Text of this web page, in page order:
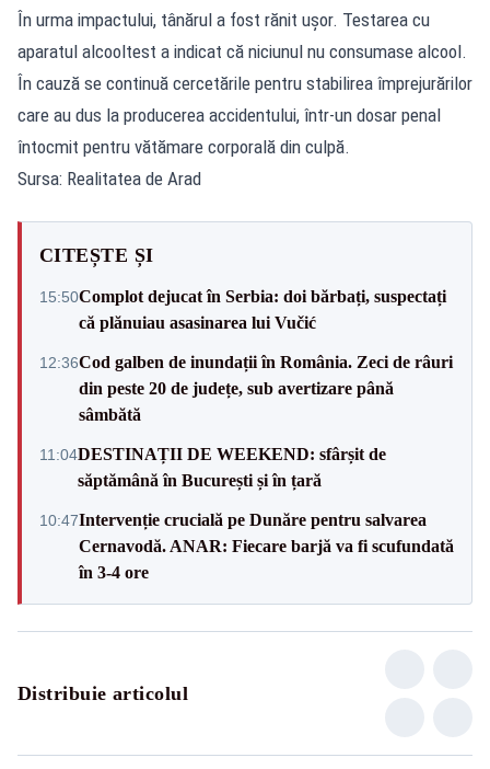
În urma impactului, tânărul a fost rănit ușor. Testarea cu
aparatul alcooltest a indicat că niciunul nu consumase alcool.
În cauză se continuă cercetările pentru stabilirea împrejurărilor
care au dus la producerea accidentului, într-un dosar penal
întocmit pentru vătămare corporală din culpă.
Sursa: Realitatea de Arad
CITEȘTE ȘI
15:50Complot dejucat în Serbia: doi bărbați, suspectați
că plănuiau asasinarea lui Vučić
12:36Cod galben de inundații în România. Zeci de râuri
din peste 20 de județe, sub avertizare până
sâmbătă
11:04DESTINAȚII DE WEEKEND: sfârșit de
săptămână în București și în țară
10:47Intervenție crucială pe Dunăre pentru salvarea
Cernavodă. ANAR: Fiecare barjă va fi scufundată
în 3-4 ore
Distribuie articolul